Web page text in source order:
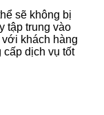
sẽ không bị
tập trung vào
khách hàng
cấp dịch vụ tốt